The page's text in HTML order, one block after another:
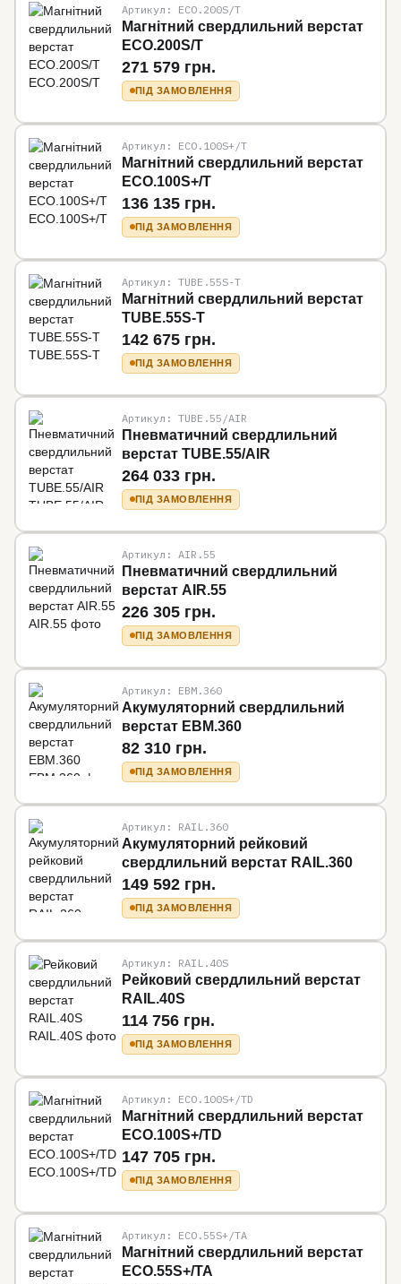
Артикул: ECO.200S/T
Магнітний свердлильний верстат
ECO.200S/T
271 579 грн.
ПІД ЗАМОВЛЕННЯ
Артикул: ECO.100S+/T
Магнітний свердлильний верстат
ECO.100S+/T
136 135 грн.
ПІД ЗАМОВЛЕННЯ
Артикул: TUBE.55S-T
Магнітний свердлильний верстат
TUBE.55S-T
142 675 грн.
ПІД ЗАМОВЛЕННЯ
Артикул: TUBE.55/AIR
Пневматичний свердлильний
верстат TUBE.55/AIR
264 033 грн.
ПІД ЗАМОВЛЕННЯ
Артикул: AIR.55
Пневматичний свердлильний
верстат AIR.55
226 305 грн.
ПІД ЗАМОВЛЕННЯ
Артикул: EBM.360
Акумуляторний свердлильний
верстат EBM.360
82 310 грн.
ПІД ЗАМОВЛЕННЯ
Артикул: RAIL.360
Акумуляторний рейковий
свердлильний верстат RAIL.360
149 592 грн.
ПІД ЗАМОВЛЕННЯ
Артикул: RAIL.40S
Рейковий свердлильний верстат
RAIL.40S
114 756 грн.
ПІД ЗАМОВЛЕННЯ
Артикул: ECO.100S+/TD
Магнітний свердлильний верстат
ECO.100S+/TD
147 705 грн.
ПІД ЗАМОВЛЕННЯ
Артикул: ECO.55S+/TA
Магнітний свердлильний верстат
ECO.55S+/TA